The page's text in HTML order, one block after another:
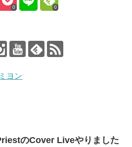
0 0
ヨン
のCover Liveやりました